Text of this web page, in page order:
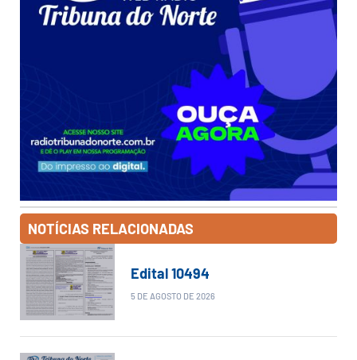
NOTÍCIAS RELACIONADAS
Edital 10494
5 DE AGOSTO DE 2026